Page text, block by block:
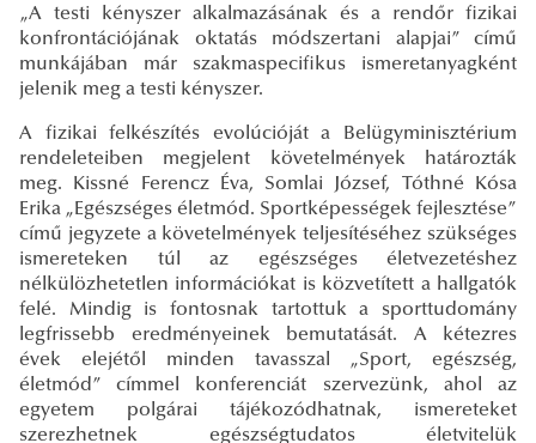
„A testi kényszer alkalmazásának és a rendőr fizikai
konfrontációjának oktatás módszertani alapjai” című
munkájában már szakmaspecifikus ismeretanyagként
jelenik meg a testi kényszer.
A fizikai felkészítés evolúcióját a Belügyminisztérium
rendeleteiben megjelent követelmények határozták
meg. Kissné Ferencz Éva, Somlai József, Tóthné Kósa
Erika „Egészséges életmód. Sportképességek fejlesztése”
című jegyzete a követelmények teljesítéséhez szükséges
ismereteken túl az egészséges életvezetéshez
nélkülözhetetlen információkat is közvetített a hallgatók
felé. Mindig is fontosnak tartottuk a sporttudomány
legfrissebb eredményeinek bemutatását. A kétezres
évek elejétől minden tavasszal „Sport, egészség,
életmód” címmel konferenciát szervezünk, ahol az
egyetem polgárai tájékozódhatnak, ismereteket
szerezhetnek egészségtudatos életvitelük